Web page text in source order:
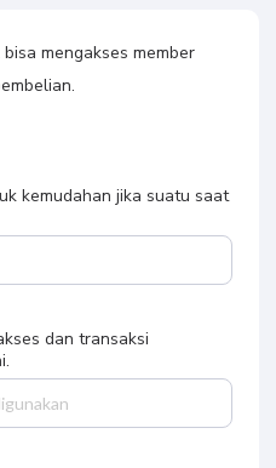
mengakses member
kemudahan jika suatu saat
dan transaksi